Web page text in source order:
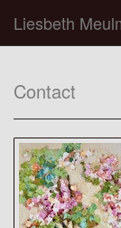
Liesbeth
Contact